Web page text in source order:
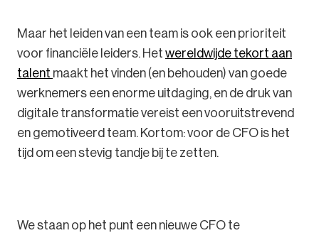
Maar het leiden van een team is ook een prioriteit
voor financiële leiders. Het wereldwijde tekort aan
talent maakt het vinden (en behouden) van goede
werknemers een enorme uitdaging, en de druk van
digitale transformatie vereist een vooruitstrevend
en gemotiveerd team. Kortom: voor de CFO is het
tijd om een stevig tandje bij te zetten.
We staan op het punt een nieuwe CFO te